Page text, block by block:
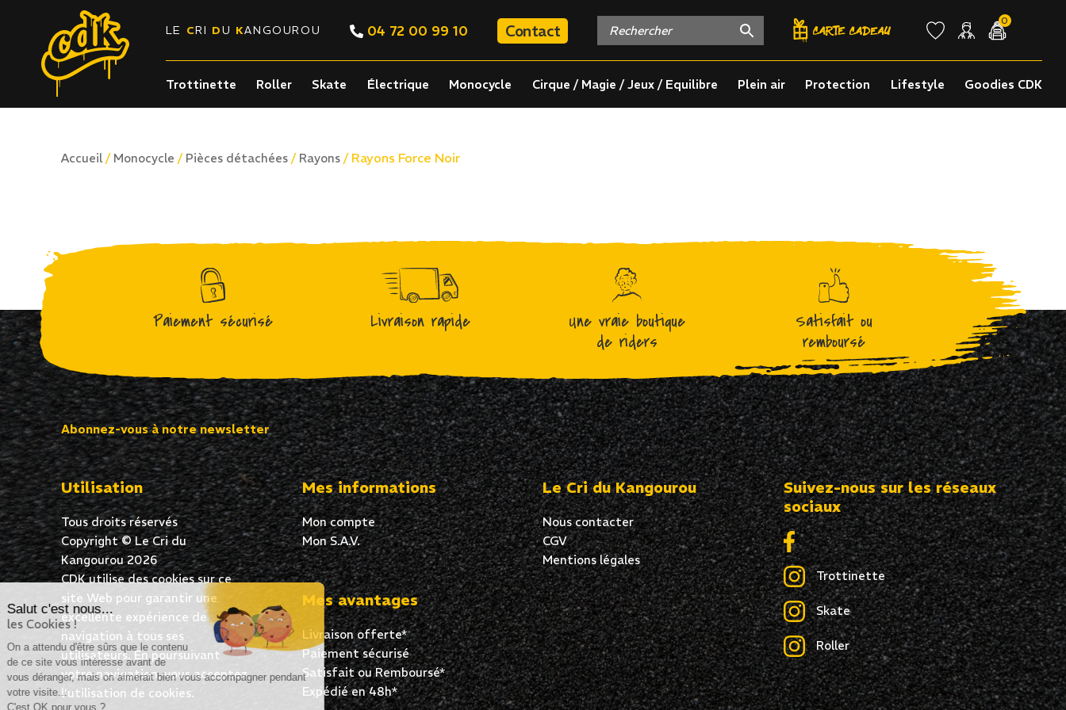
Salut c'est nous...
les Cookies !
On a attendu d'être sûrs que le contenu
de ce site vous intéresse avant de
vous déranger, mais on aimerait bien vous accompagner pendant
votre visite...
C'est OK pour vous ?
LE CRI DU KANGOUROU 04 72 00 99 10 Contact
0
Trottinette Roller Skate Électrique Monocycle Cirque / Magie / Jeux / Equilibre Plein air Protection Lifestyle Goodies CDK
Accueil / Monocycle / Pièces détachées / Rayons / Rayons Force Noir
Paiement sécurisé Livraison rapide
Une vraie boutique
de riders
Satisfait ou
remboursé
Abonnez-vous à notre newsletter
Utilisation
Tous droits réservés
Copyright © Le Cri du
Kangourou 2026
CDK utilise des cookies sur ce
site Web pour garantir une
excellente expérience de
navigation à tous ses
utilisateurs. En poursuivant
votre navigation, vous acceptez
l’utilisation de cookies.
Mes informations
Mon compte
Mon S.A.V.
Mes avantages
Livraison offerte*
Paiement sécurisé
Satisfait ou Remboursé*
Expédié en 48h*
Le Cri du Kangourou
Nous contacter
CGV
Mentions légales
Suivez-nous sur les réseaux
sociaux
Trottinette
Skate
Roller